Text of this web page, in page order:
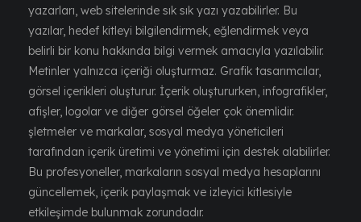
yazarları, web sitelerinde sık sık yazı yazabilirler. Bu
yazılar, hedef kitleyi bilgilendirmek, eğlendirmek veya
belirli bir konu hakkında bilgi vermek amacıyla yazılabilir.
Metinler yalnızca içeriği oluşturmaz. Grafik tasarımcılar,
görsel içerikleri oluşturur. İçerik oluştururken, infografikler,
afişler, logolar ve diğer görsel öğeler çok önemlidir.
şletmeler ve markalar, sosyal medya yöneticileri
tarafından içerik üretimi ve yönetimi için destek alabilirler.
Bu profesyoneller, markaların sosyal medya hesaplarını
güncellemek, içerik paylaşmak ve izleyici kitlesiyle
etkileşimde bulunmak zorundadır.